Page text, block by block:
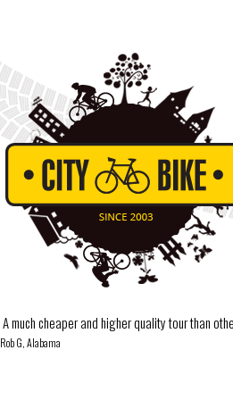
A much cheaper and higher quality tour than
Rob G, Alabama